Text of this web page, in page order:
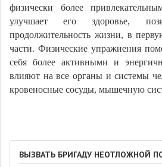
физически более
улучшает его здоровье,
продолжительность жизни, в
части. Физические упражнения
себя более активными и
влияют на все органы и системы
кровеносные сосуды, мышечную
ВЫЗВАТЬ БРИГАДУ НЕОТЛОЖНОЙ